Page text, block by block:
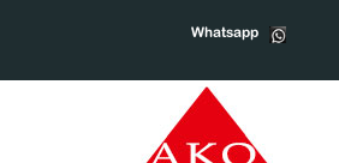
Whatsapp